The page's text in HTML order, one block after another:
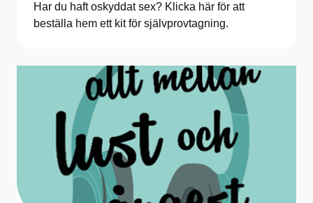
Har du haft oskyddat sex? Klicka här för att
beställa hem ett kit för självprovtagning.